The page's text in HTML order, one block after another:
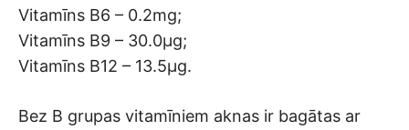
Vitamīns B6 – 0.2mg;
Vitamīns B9 – 30.0μg;
Vitamīns B12 – 13.5μg.
Bez B grupas vitamīniem aknas ir bagātas ar